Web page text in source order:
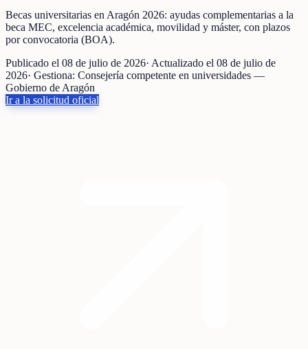
Becas universitarias en Aragón 2026: ayudas complementarias a la
beca MEC, excelencia académica, movilidad y máster, con plazos
por convocatoria (BOA).
Publicado el 08 de julio de 2026· Actualizado el 08 de julio de
2026· Gestiona: Consejería competente en universidades —
Gobierno de Aragón
Ir a la solicitud oficial